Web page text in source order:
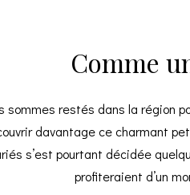
Comme
sommes restés dans la région
davantage ce charmant
s’est pourtant décidée
profiteraient d’un